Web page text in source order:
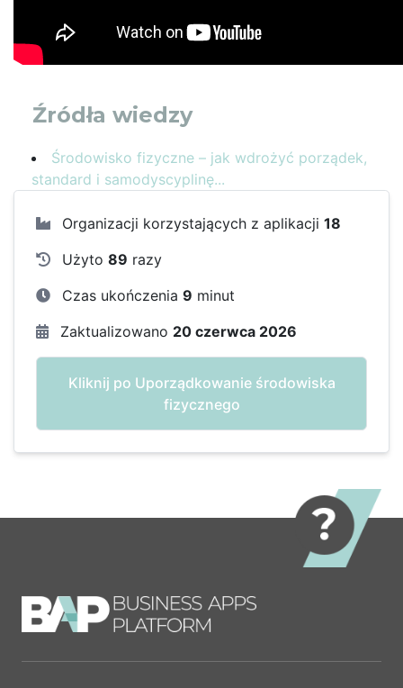
Źródła wiedzy
Środowisko fizyczne – jak wdrożyć porządek,
standard i samodyscyplinę...
Organizacji korzystających z aplikacji 18
Użyto 89 razy
Czas ukończenia 9 minut
Zaktualizowano 20 czerwca 2026
Kliknij po Uporządkowanie środowiska
fizycznego